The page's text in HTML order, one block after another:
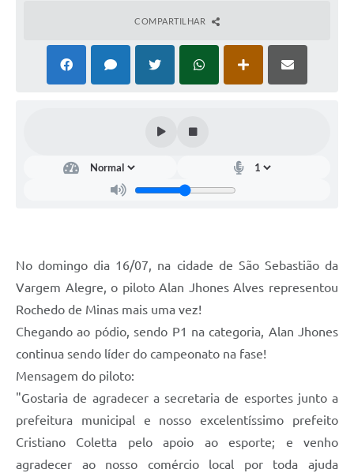
COMPARTILHAR
No domingo dia 16/07, na cidade de São Sebastião da
Vargem Alegre, o piloto Alan Jhones Alves representou
Rochedo de Minas mais uma vez!
Chegando ao pódio, sendo P1 na categoria, Alan Jhones
continua sendo líder do campeonato na fase!
Mensagem do piloto:
"Gostaria de agradecer a secretaria de esportes junto a
prefeitura municipal e nosso excelentíssimo prefeito
Cristiano Coletta pelo apoio ao esporte; e venho
agradecer ao nosso comércio local por toda ajuda